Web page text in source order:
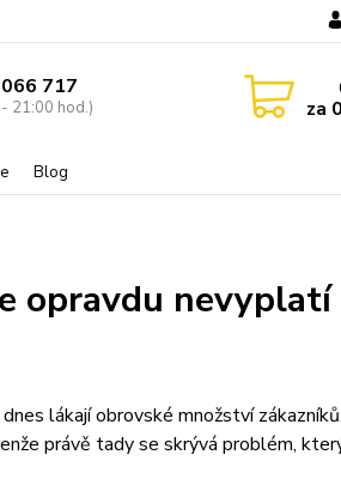
Blog
717
21:00 hod.) za
opravdu nevyplatí
lákají obrovské množství
právě tady se skrývá problém,